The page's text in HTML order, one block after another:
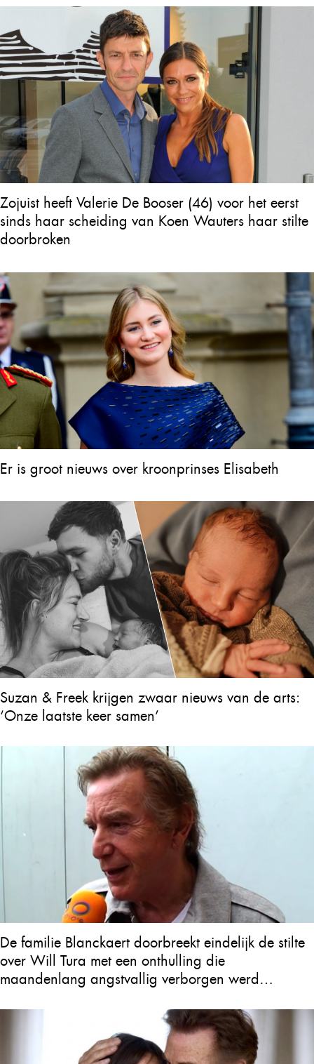
Zojuist heeft Valerie De Booser (46) voor het eerst
sinds haar scheiding van Koen Wauters haar stilte
doorbroken
Er is groot nieuws over kroonprinses Elisabeth
Suzan & Freek krijgen zwaar nieuws van de arts:
‘Onze laatste keer samen’
De familie Blanckaert doorbreekt eindelijk de stilte
over Will Tura met een onthulling die
maandenlang angstvallig verborgen werd